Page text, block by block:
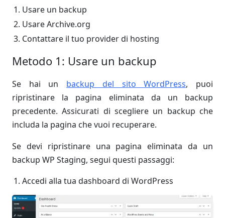
Usare un backup
Usare Archive.org
Contattare il tuo provider di hosting
Metodo 1: Usare un backup
Se hai un backup del sito WordPress, puoi
ripristinare la pagina eliminata da un backup
precedente. Assicurati di scegliere un backup che
includa la pagina che vuoi recuperare.
Se devi ripristinare una pagina eliminata da un
backup WP Staging, segui questi passaggi:
Accedi alla tua dashboard di WordPress